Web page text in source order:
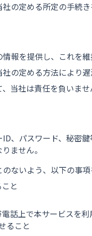
の定める所定の手続き
報を提供し、これを維
の定める方法により
当社は責任を負いませ
、パスワード、秘密
ません。
ないよう、以下の事
と
話上で本サービスを
ること